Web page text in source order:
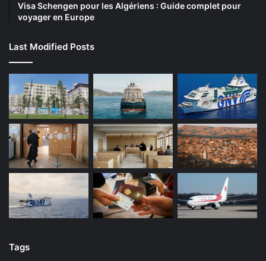
Visa Schengen pour les Algériens : Guide complet pour
voyager en Europe
Last Modified Posts
Tags